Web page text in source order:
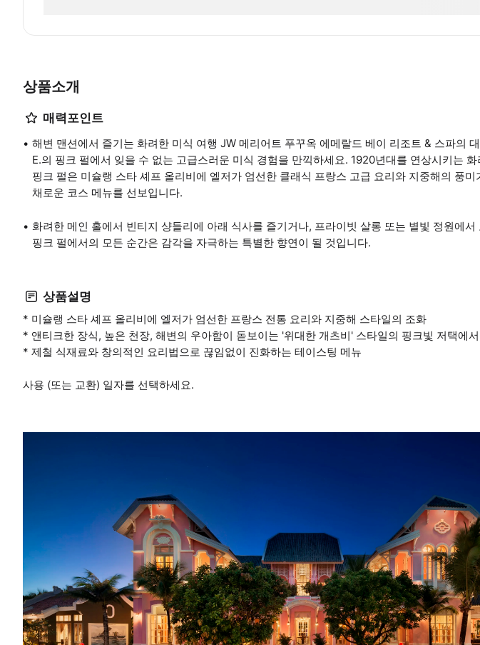
상품소개
매력포인트
해변 맨션에서 즐기는 화려한 미식 여행 JW 메리어트 푸꾸옥 에메랄드 베이 리조트 & 스파의
E.의 핑크 펄에서 잊을 수 없는 고급스러운 미식 경험을 만끽하세요. 1920년대를 연상시키는
핑크 펄은 미슐랭 스타 셰프 올리비에 엘저가 엄선한 클래식 프랑스 고급 요리와 지중해의 풍
채로운 코스 메뉴를 선보입니다.
화려한 메인 홀에서 빈티지 샹들리에 아래 식사를 즐기거나, 프라이빗 살롱 또는 별빛 정원에서
핑크 펄에서의 모든 순간은 감각을 자극하는 특별한 향연이 될 것입니다.
상품설명
* 미슐랭 스타 셰프 올리비에 엘저가 엄선한 프랑스 전통 요리와 지중해 스타일의 조화
* 앤티크한 장식, 높은 천장, 해변의 우아함이 돋보이는 '위대한 개츠비' 스타일의 핑크빛 저택에
* 제철 식재료와 창의적인 요리법으로 끊임없이 진화하는 테이스팅 메뉴
사용 (또는 교환) 일자를 선택하세요.